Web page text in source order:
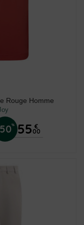
Rouge Homme
% 55 €
00